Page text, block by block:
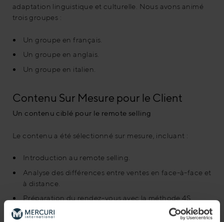
adaptation linguistique et culturelle. Nous avons animé
trois groupes :
Un groupe en français.
Un groupe en anglais.
Un groupe en italien.
Contenu Sur Mesure pour le Client
Un contenu ciblé pour le remote selling
Le contenu a été sélectionné sur mesure, incluant :
Introduction au remote selling.
Analyse des différences entre ventes en face-à-face et
à distance.
Préparation du rendez-vous avec la méthode 4S.
Construction d’un slideshow pour une présentation